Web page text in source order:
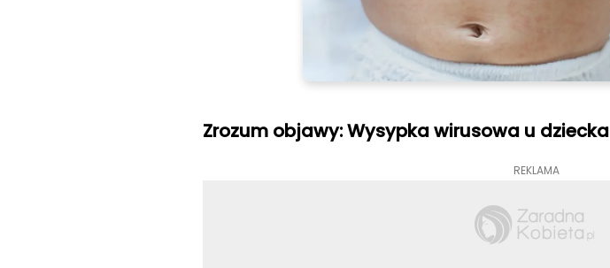
Zrozum objawy: Wysypka wirusowa u dziecka
REKLAMA